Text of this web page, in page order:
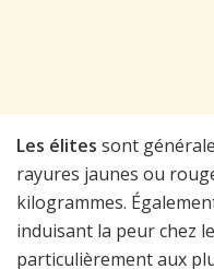
Les élites sont
rayures jaunes ou
kilogrammes.
induisant la peur chez
particulièrement aux